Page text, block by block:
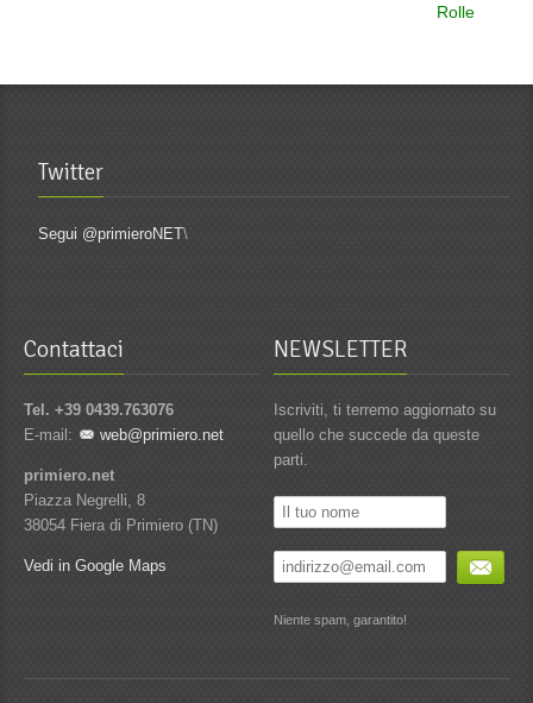
Rolle
Twitter
Segui @primieroNET\
Contattaci
Tel. +39 0439.763076
E-mail:
web@primiero.net
primiero.net
Piazza Negrelli, 8
38054 Fiera di Primiero (TN)
Vedi in Google Maps
NEWSLETTER
Iscriviti, ti terremo aggiornato su
quello che succede da queste
parti.
Niente spam, garantito!